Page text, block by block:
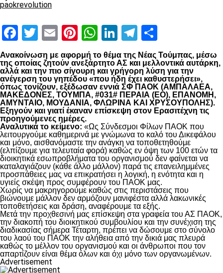
paokrevolution
Facebook
Twitter
EmailPinterest
WhatsApp
LinkedIn
Telegram
Ανακοίνωση με αφορμή το θέμα της Νέας Τούμπας, μέσω
της οποίας ζητούν ανεξάρτητο ΑΣ και μελλοντικά αυτάρκη,
αλλά και την πιο σίγουρη και γρήγορη λύση για την
ανέγερση του γηπέδου «που ήδη έχει καθυστερήσει»,
όπως τονίζουν, εξέδωσαν εννιά ΣΦ ΠΑΟΚ (ΑΜΠΑΛΑΕΑ,
ΜΑΚΕΔΟΝΕΣ, ΤΟΥΜΠΑ, #031# ΠΕΡΑΙΑ (ΕΟ), ΕΠΑΝΟΜΗ,
ΑΜΥΝΤΑΙΟ, ΜΟΥΔΑΝΙΑ, ΦΛΩΡΙΝΑ ΚΑΙ ΧΡΥΣΟΥΠΟΛΗΣ).
Εξηγούν και γιατί έκαναν επίσκεψη στον Ερασιτέχνη τις
προηγούμενες ημέρες.
Αναλυτικά το κείμενο: «Ως Σύνδεσμοι Φίλων ΠΑΟΚ που
λειτουργούμε καθημερινά με γνώμωνα το καλό του Δικεφάλου
και μόνο, αισθανόμαστε την ανάγκη να τοποθετηθούμε
(ελπίζουμε για τελευταία φορά) καθώς εν όψη των 100 ετών τα
διοικητικά εσωπροβλήματα του οργανισμού δεν φαίνεται να
καταλαγιάζουν (κάθε άλλο μάλλον) παρά τις επανειλημμένες
προσπάθειες μας να επικρατήσει η λογική, η ενότητα και η
υγιείς σκέψη προς συμφέρουν του ΠΑΟΚ μας.
Χωρίς να μακρηγορούμε καθώς στις περιστάσεις που
βιώνουμε μάλλον δεν αρμόζουν μανιφέστα αλλά λακωνικές
τοποθετήσεις και δράση, αναφέρουμε τα εξής.
Μετά την προχθεσινή μας επίσκεψη στα γραφεία του ΑΣ ΠΑΟΚ,
την διακοπή του διοικητικού συμβουλίου και την συνέχιση της
διαδικασίας σήμερα Τέταρτη, πρέπει να δώσουμε στο σύνολο
του λαού του ΠΑΟΚ την αλήθεια από την δικιά μας πλευρά
καθώς το μέλλον του οργανισμού και οι άνθρωποι που τον
απαρτίζουν είναι θέμα όλων και όχι μόνο των οργανωμένων.
Advertisement